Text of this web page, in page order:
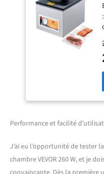
Performance et facilité
J’ai eu l’opportunité de tester
chambre VEVOR 260 W, et je